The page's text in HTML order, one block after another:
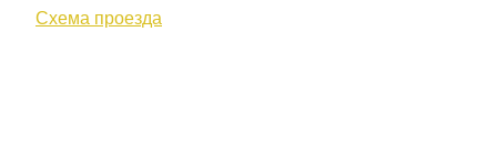
Схема проезда